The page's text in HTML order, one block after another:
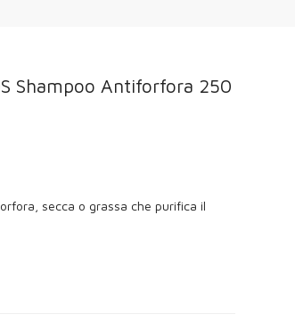
Shampoo Antiforfora 250
secca o grassa che purifica il